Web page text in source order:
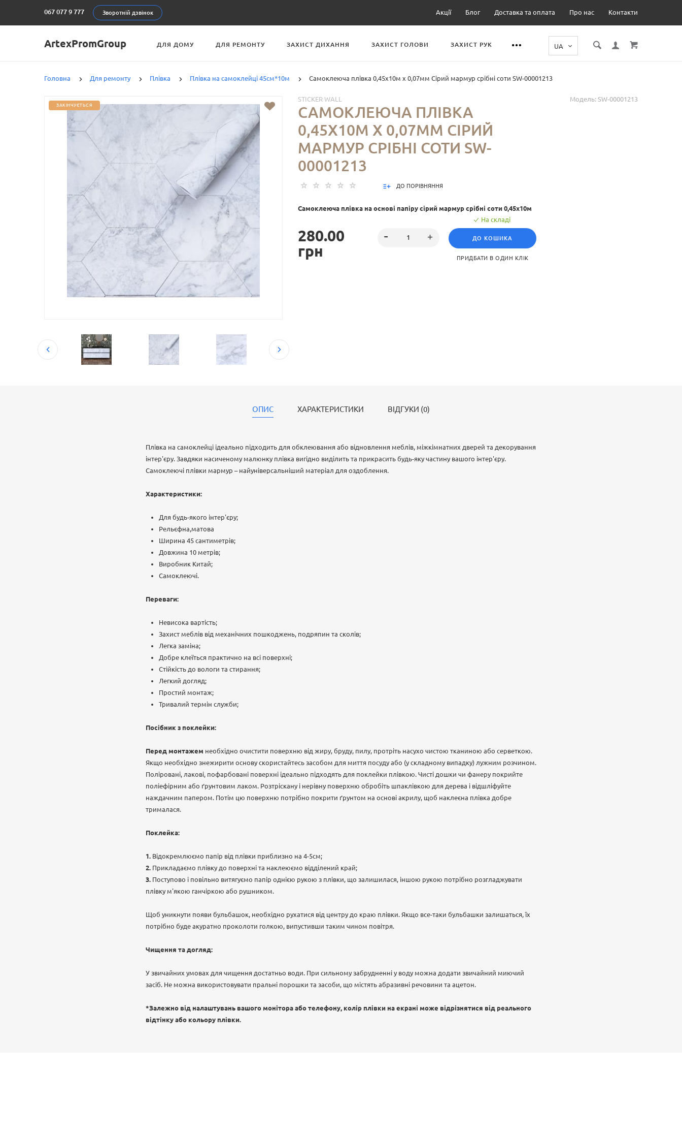
067 077 9 777 Зворотній дзвінок Акції Блог Доставка та оплата Про нас Контакти
ArtexPromGroup ДЛЯ ДОМУ ДЛЯ РЕМОНТУ ЗАХИСТ ДИХАННЯ ЗАХИСТ ГОЛОВИ ЗАХИСТ РУК
Головна Для ремонту Плівка Плівка на самоклейці 45см*10м Самоклеюча плівка 0,45х10м х 0,07мм Сірий мармур срібні соти SW-00001213
ЗАКІНЧУЄТЬСЯ
Модель: SW-00001213
STICKER WALL
САМОКЛЕЮЧА ПЛІВКА
0,45Х10М Х 0,07ММ СІРИЙ
МАРМУР СРІБНІ СОТИ SW-
00001213
ДО ПОРІВНЯННЯ
Самоклеюча плівка на основі папіру сірий мармур срібні соти 0,45х10м
280.00
грн
На складі
ДО КОШИКА
ПРИДБАТИ В ОДИН КЛІК
ОПИС ХАРАКТЕРИСТИКИ ВІДГУКИ (0)
Плівка на самоклейці ідеально підходить для обклеювання або відновлення меблів, міжкімнатних дверей та декорування
інтер'єру. Завдяки насиченому малюнку плівка вигідно виділить та прикрасить будь-яку частину вашого інтер'єру.
Самоклеючі плівки мармур – найуніверсальніший матеріал для оздоблення.
Характеристики:
Для будь-якого інтер'єру;
Рельєфна,матова
Ширина 45 сантиметрів;
Довжина 10 метрів;
Виробник Китай;
Самоклеючі.
Переваги:
Невисока вартість;
Захист меблів від механічних пошкоджень, подряпин та сколів;
Легка заміна;
Добре клеїться практично на всі поверхні;
Стійкість до вологи та стирання;
Легкий догляд;
Простий монтаж;
Тривалий термін служби;
Посібник з поклейки:
Перед монтажем необхідно очистити поверхню від жиру, бруду, пилу, протріть насухо чистою тканиною або серветкою.
Якщо необхідно знежирити основу скористайтесь засобом для миття посуду або (у складному випадку) лужним розчином.
Поліровані, лакові, пофарбовані поверхні ідеально підходять для поклейки плівкою. Чисті дошки чи фанеру покрийте
поліефірним або ґрунтовим лаком. Розтріскану і нерівну поверхню обробіть шпаклівкою для дерева і відшліфуйте
наждачним папером. Потім цю поверхню потрібно покрити ґрунтом на основі акрилу, щоб наклеєна плівка добре
трималася.
Поклейка:
Відокремлюємо папір від плівки приблизно на 4-5см;
Прикладаємо плівку до поверхні та наклеюємо відділений край;
Поступово і повільно витягуємо папір однією рукою з плівки, що залишилася, іншою рукою потрібно розгладжувати
плівку м'якою ганчіркою або рушником.
Щоб уникнути появи бульбашок, необхідно рухатися від центру до краю плівки. Якщо все-таки бульбашки залишаться, їх
потрібно буде акуратно проколоти голкою, випустивши таким чином повітря.
Чищення та догляд:
У звичайних умовах для чищення достатньо води. При сильному забрудненні у воду можна додати звичайний миючий
засіб. Не можна використовувати пральні порошки та засоби, що містять абразивні речовини та ацетон.
*Залежно від налаштувань вашого монітора або телефону, колір плівки на екрані може відрізнятися від реального
відтінку або кольору плівки.